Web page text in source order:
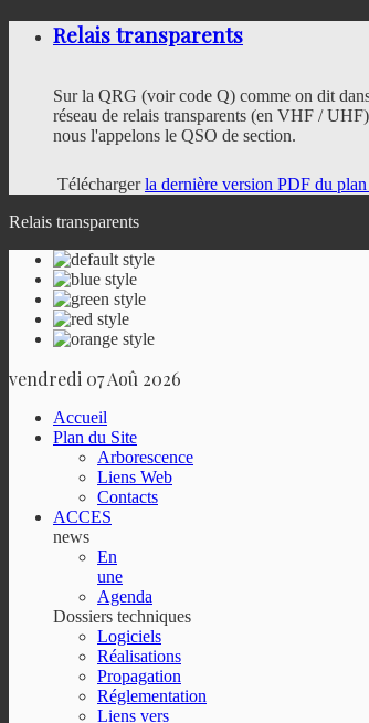
Relais transparents
Sur la QRG (voir code Q) comme on dit
réseau de relais transparents (en VHF /
nous l'appelons le QSO de section.
Téléchargerla dernière version PDF du
Relais transparents
vendredi 07 Aoû 2026
Accueil
Plan du Site
Arborescence
Liens Web
Contacts
ACCES
news
En
une
Agenda
Dossiers techniques
Logiciels
Réalisations
Propagation
Réglementation
Liens vers